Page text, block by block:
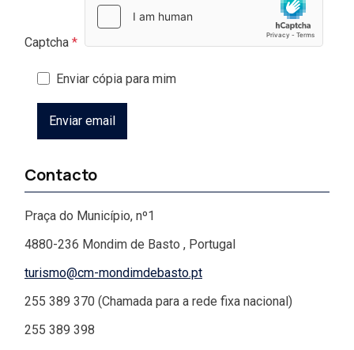
Captcha *
Enviar cópia para mim
Enviar email
Contacto
Praça do Município, nº1
4880-236 Mondim de Basto , Portugal
turismo@cm-mondimdebasto.pt
255 389 370 (Chamada para a rede fixa nacional)
255 389 398